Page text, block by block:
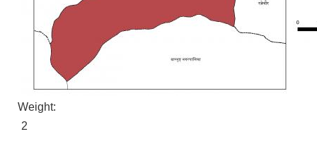
Weight:
2